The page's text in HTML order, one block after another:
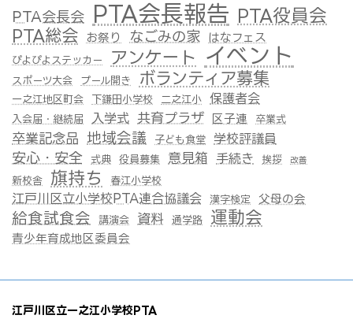
PTA会長会
PTA会長報告 PTA役員会
PTA総会 お祭り なごみの家 はなフェス
ぴよぴよステッカー アンケート イベント
スポーツ大会 プール開き ボランティア募集
一之江地区町会 下鎌田小学校 二之江小 保護者会
入会届・継続届 入学式 共育プラザ 区子連 卒業式
卒業記念品 地域会議 子ども食堂 学校評議員
安心・安全 式典 役員募集 意見箱 手続き 挨拶 改善
新校舎 旗持ち 春江小学校
江戸川区立小学校PTA連合協議会 漢字検定 父母の会
給食試食会 講演会 資料 通学路 運動会
青少年育成地区委員会
江戸川区立一之江小学校PTA